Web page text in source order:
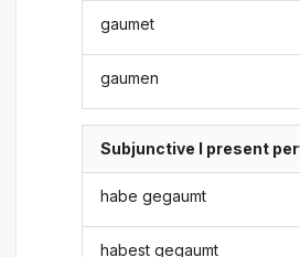
gaumet
gaumen
Subjunctive I present
habe gegaumt
habest gegaumt